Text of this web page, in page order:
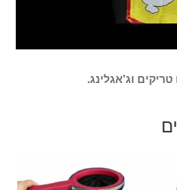
וג'אגלינג.